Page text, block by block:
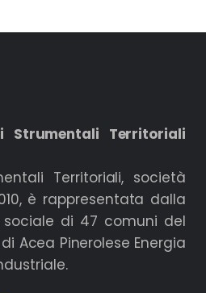
Strumentali Territoriali
Territoriali, società
è rappresentata dalla
di 47 comuni del
Acea Pinerolese Energia